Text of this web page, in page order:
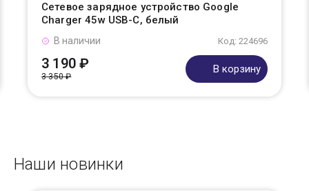
Сетевое зарядное устройство Google
Charger 45w USB-C, белый
Код: 224696
В наличии
3 190 ₽
3 350 ₽
В корзину
Наши новинки